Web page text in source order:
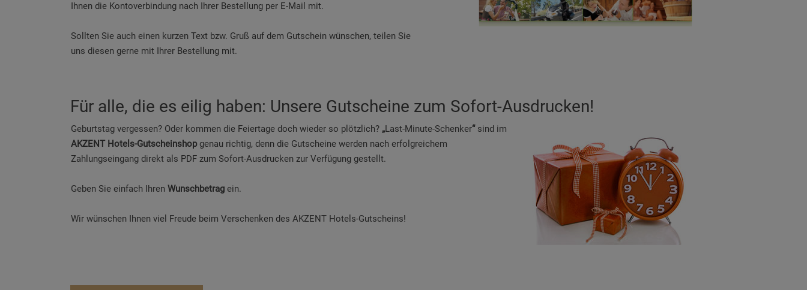
Ihnen die Kontoverbindung nach Ihrer Bestellung per E-Mail mit.
Sollten Sie auch einen kurzen Text bzw. Gruß auf dem Gutschein wünschen, teilen Sie
uns diesen gerne mit Ihrer Bestellung mit.
Für alle, die es eilig haben: Unsere Gutscheine zum Sofort-Ausdrucken!
Geburtstag vergessen? Oder kommen die Feiertage doch wieder so plötzlich? „Last-Minute-Schenker“sind im
AKZENT Hotels-Gutscheinshopgenau richtig, denn die Gutscheine werden nach erfolgreichem
Zahlungseingang direkt als PDF zum Sofort-Ausdrucken zur Verfügung gestellt.
Geben Sie einfach Ihren Wunschbetrag ein.
Wir wünschen Ihnen viel Freude beim Verschenken des AKZENT Hotels-Gutscheins!